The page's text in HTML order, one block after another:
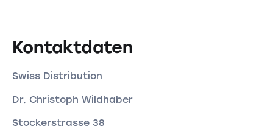
Kontaktdaten
Swiss Distribution
Dr. Christoph Wildhaber
Stockerstrasse 38